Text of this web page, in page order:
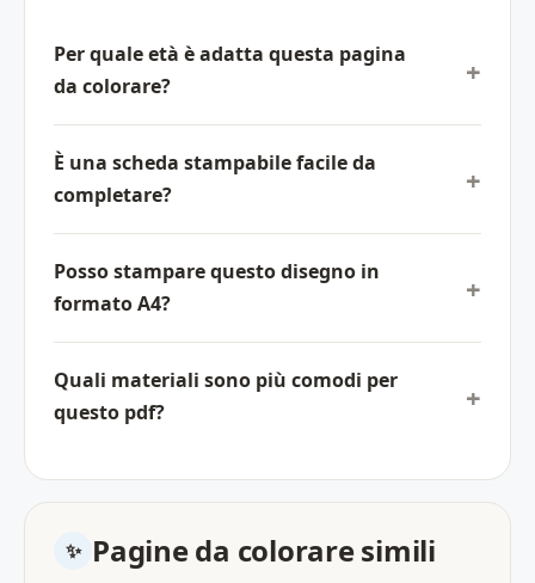
Per quale età è adatta questa pagina
da colorare?
È una scheda stampabile facile da
completare?
Posso stampare questo disegno in
formato A4?
Quali materiali sono più comodi per
questo pdf?
Pagine da colorare simili